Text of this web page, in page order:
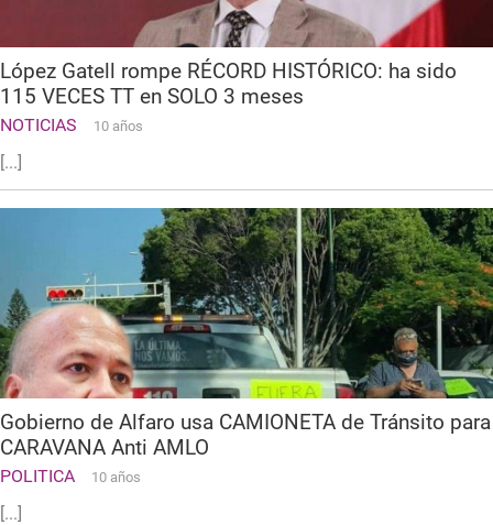
López Gatell rompe RÉCORD HISTÓRICO: ha sido
115 VECES TT en SOLO 3 meses
NOTICIAS 10 años
[...]
Gobierno de Alfaro usa CAMIONETA de Tránsito para
CARAVANA Anti AMLO
POLITICA 10 años
[...]